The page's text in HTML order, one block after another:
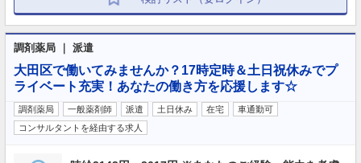
調剤薬局 ｜ 派遣
大田区で働いてみませんか？17時定時＆土日祝休みでプ
ライベート充実！あなたの働き方を応援します☆
調剤薬局 一般薬剤師 派遣 土日休み 在宅
車通勤可
コンサルタントを経由する求人